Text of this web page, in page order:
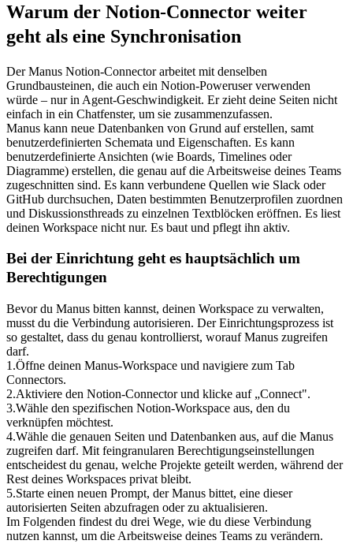
Warum der Notion-Connector weiter
geht als eine Synchronisation
Der Manus Notion-Connector arbeitet mit denselben
Grundbausteinen, die auch ein Notion-Poweruser verwenden
würde – nur in Agent-Geschwindigkeit. Er zieht deine Seiten nicht
einfach in ein Chatfenster, um sie zusammenzufassen.
Manus kann neue Datenbanken von Grund auf erstellen, samt
benutzerdefinierten Schemata und Eigenschaften. Es kann
benutzerdefinierte Ansichten (wie Boards, Timelines oder
Diagramme) erstellen, die genau auf die Arbeitsweise deines Teams
zugeschnitten sind. Es kann verbundene Quellen wie Slack oder
GitHub durchsuchen, Daten bestimmten Benutzerprofilen zuordnen
und Diskussionsthreads zu einzelnen Textblöcken eröffnen. Es liest
deinen Workspace nicht nur. Es baut und pflegt ihn aktiv.
Bei der Einrichtung geht es hauptsächlich um
Berechtigungen
Bevor du Manus bitten kannst, deinen Workspace zu verwalten,
musst du die Verbindung autorisieren. Der Einrichtungsprozess ist
so gestaltet, dass du genau kontrollierst, worauf Manus zugreifen
darf.
1 .Öffne deinen Manus-Workspace und navigiere zum Tab
Connectors.
2.Aktiviere den Notion-Connector und klicke auf „Connect".
3.Wähle den spezifischen Notion-Workspace aus, den du
verknüpfen möchtest.
4.Wähle die genauen Seiten und Datenbanken aus, auf die Manus
zugreifen darf. Mit feingranularen Berechtigungseinstellungen
entscheidest du genau, welche Projekte geteilt werden, während der
Rest deines Workspaces privat bleibt.
5.Starte einen neuen Prompt, der Manus bittet, eine dieser
autorisierten Seiten abzufragen oder zu aktualisieren.
Im Folgenden findest du drei Wege, wie du diese Verbindung
nutzen kannst, um die Arbeitsweise deines Teams zu verändern.